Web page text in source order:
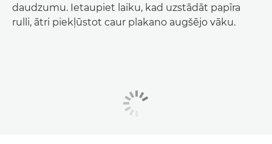
daudzumu. Ietaupiet laiku, kad uzstādāt papīra
rulli, ātri piekļūstot caur plakano augšējo vāku.